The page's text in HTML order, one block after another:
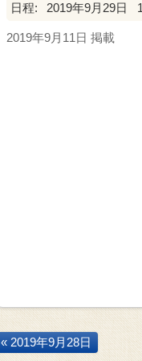
日程: 2019年9月29日
2019年9月11日 掲載
« 2019年9月28日